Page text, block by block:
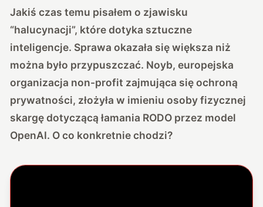
Jakiś czas temu pisałem o zjawisku
“halucynacji”, które dotyka sztuczne
inteligencje. Sprawa okazała się większa niż
można było przypuszczać. Noyb, europejska
organizacja non-profit zajmująca się ochroną
prywatności, złożyła w imieniu osoby fizycznej
skargę dotyczącą łamania RODO przez model
OpenAI. O co konkretnie chodzi?